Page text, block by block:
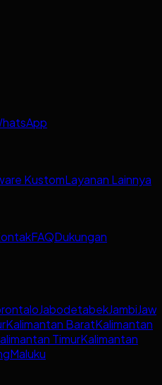
KustomLayanan Lainnya
FAQDukungan
JabodetabekJambi
Kalimantan BaratKalimantan
TimurKalimantan
Maluku